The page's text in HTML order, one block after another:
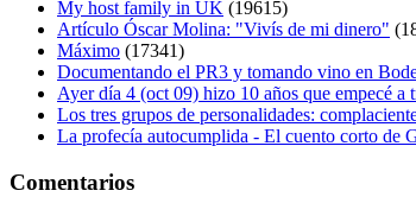
My host family in UK (19615)
Artículo Óscar Molina: "Vivís de mi dinero"
Máximo (17341)
Documentando el PR3 y tomando vino en
Ayer día 4 (oct 09) hizo 10 años que empecé a
Los tres grupos de personalidades:
La profecía autocumplida - El cuento corto de
Comentarios